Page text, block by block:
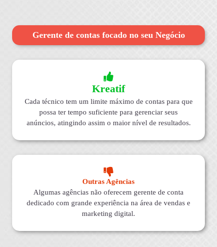
Gerente de contas focado no seu Negócio
Kreatif
Cada técnico tem um limite máximo de contas para que
possa ter tempo suficiente para gerenciar seus
anúncios, atingindo assim o maior nível de resultados.
Outras Agências
Algumas agências não oferecem gerente de conta
dedicado com grande experiência na área de vendas e
marketing digital.